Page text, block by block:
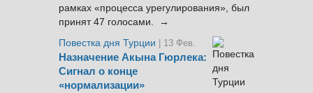
рамках «процесса урегулирования», был
принят 47 голосами. →
Повестка дня Турции
| 13 Фев.
Назначение Акына Гюрлека:
Сигнал о конце
«нормализации»